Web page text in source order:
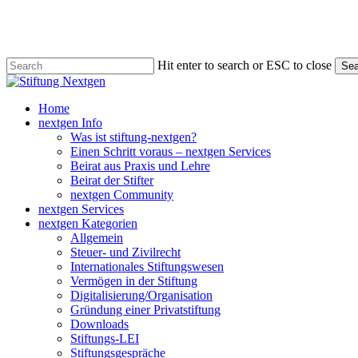
content
Hit enter to search or ESC to close
Close
search
Menu
Home
nextgen Info
Was ist stiftung-nextgen?
Einen Schritt voraus – nextgen Services
Beirat aus Praxis und Lehre
Beirat der Stifter
nextgen Community
nextgen Services
nextgen Kategorien
Allgemein
Steuer- und Zivilrecht
Internationales Stiftungswesen
Vermögen in der Stiftung
Digitalisierung/Organisation
Gründung einer Privatstiftung
Downloads
Stiftungs-LEI
Stiftungsgespräche